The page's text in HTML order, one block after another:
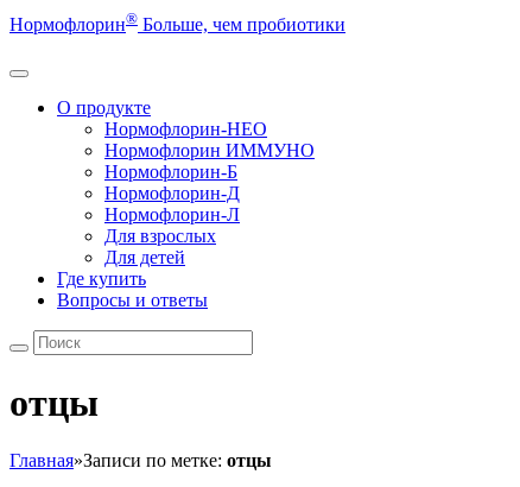
Нормофлорин® Больше, чем пробиотики
О продукте
Нормофлорин-НЕО
Нормофлорин ИММУНО
Нормофлорин-Б
Нормофлорин-Д
Нормофлорин-Л
Для взрослых
Для детей
Где купить
Вопросы и ответы
отцы
Главная»Записи по метке: отцы